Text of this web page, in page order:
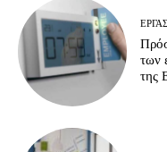
των
της